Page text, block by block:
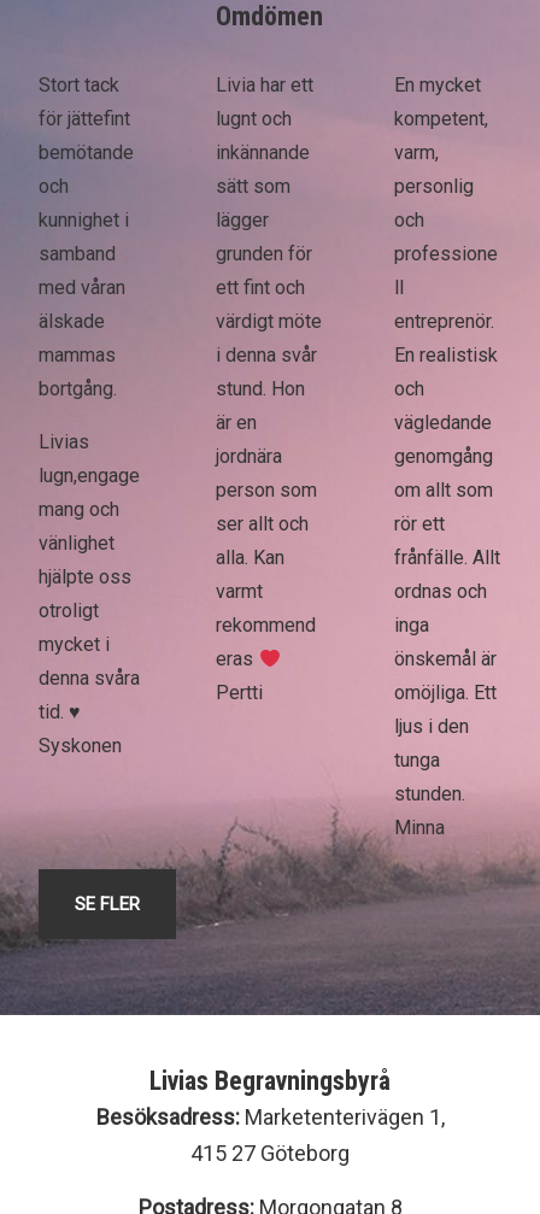
Omdömen
Stort tack
för jättefint
bemötande
och
kunnighet i
samband
med våran
älskade
mammas
bortgång.
Livias
lugn,engage
mang och
vänlighet
hjälpte oss
otroligt
mycket i
denna svåra
tid. ♥️
Syskonen
Livia har ett
lugnt och
inkännande
sätt som
lägger
grunden för
ett fint och
värdigt möte
i denna svår
stund. Hon
är en
jordnära
person som
ser allt och
alla. Kan
varmt
rekommend
eras
Pertti
En mycket
kompetent,
varm,
personlig
och
professione
ll
entreprenör.
En realistisk
och
vägledande
genomgång
om allt som
rör ett
frånfälle. Allt
ordnas och
inga
önskemål är
omöjliga. Ett
ljus i den
tunga
stunden.
Minna
SE FLER
Livias Begravningsbyrå
Besöksadress:Marketenterivägen 1,
415 27 Göteborg
Postadress:Morgongatan 8